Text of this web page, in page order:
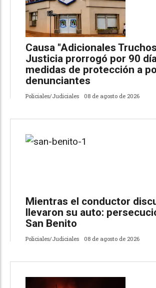
Causa "Adicionales
Justicia prorrogó por 90
medidas de protección a
denunciantes
Policiales/Judiciales 08 de agosto de 2026
Mientras el conductor
llevaron su auto:
San Benito
Policiales/Judiciales 08 de agosto de 2026